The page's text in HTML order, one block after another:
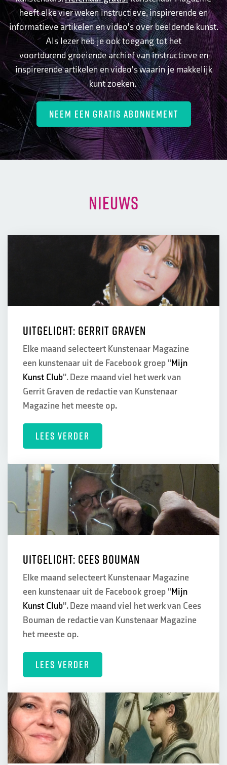
heeft elke vier weken instructieve, inspirerende en
informatieve artikelen en video's over beeldende kunst.
Als lezer heb je ook toegang tot het
voortdurend groeiende archief van instructieve en
inspirerende artikelen en video's waarin je makkelijk
kunt zoeken.
NEEM EEN GRATIS ABONNEMENT
NIEUWS
Uitgelicht: Gerrit Graven
Elke maand selecteert Kunstenaar Magazine
een kunstenaar uit de Facebook groep "Mijn
Kunst Club". Deze maand viel het werk van
Gerrit Graven de redactie van Kunstenaar
Magazine het meeste op.
LEES VERDER
Uitgelicht: Cees Bouman
Elke maand selecteert Kunstenaar Magazine
een kunstenaar uit de Facebook groep "Mijn
Kunst Club". Deze maand viel het werk van Cees
Bouman de redactie van Kunstenaar Magazine
het meeste op.
LEES VERDER